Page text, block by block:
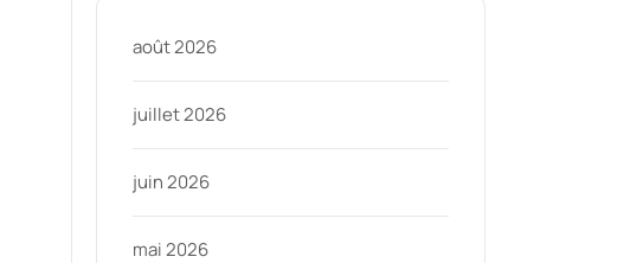
août 2026
juillet 2026
juin 2026
mai 2026